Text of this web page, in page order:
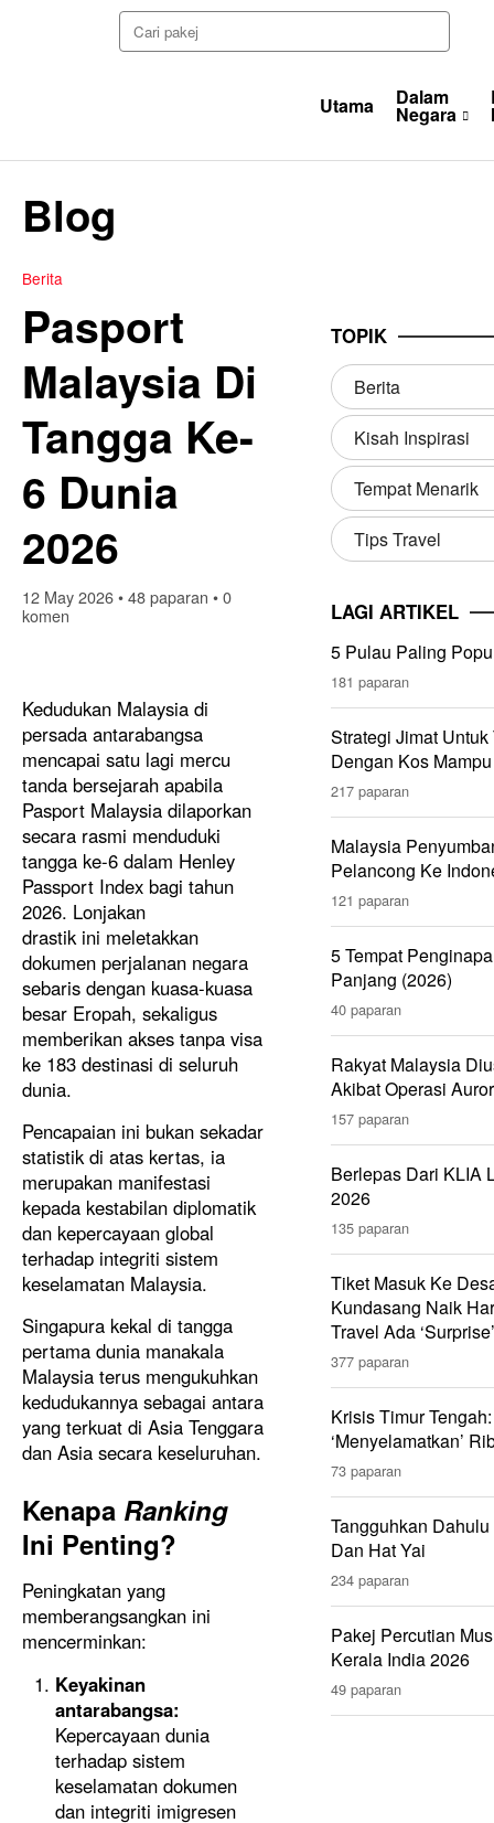
Utama Dalam
Negara
Blog
Berita
Pasport
Malaysia Di
Tangga Ke-
6 Dunia
2026
12 May 2026•48 paparan •0
komen
Kedudukan Malaysia di
persada antarabangsa
mencapai satu lagi mercu
tanda bersejarah apabila
Pasport Malaysia dilaporkan
secara rasmi menduduki
tangga ke-6 dalam Henley
Passport Index bagi tahun
2026. Lonjakan
drastik ini meletakkan
dokumen perjalanan negara
sebaris dengan kuasa-kuasa
besar Eropah, sekaligus
memberikan akses tanpa visa
ke 183 destinasi di seluruh
dunia.
Pencapaian ini bukan sekadar
statistik di atas kertas, ia
merupakan manifestasi
kepada kestabilan diplomatik
dan kepercayaan global
terhadap integriti sistem
keselamatan Malaysia.
Singapura kekal di tangga
pertama dunia manakala
Malaysia terus mengukuhkan
kedudukannya sebagai antara
yang terkuat di Asia Tenggara
dan Asia secara keseluruhan.
Kenapa Ranking
Ini Penting?
Peningkatan yang
memberangsangkan ini
mencerminkan:
Keyakinan
antarabangsa:
Kepercayaan dunia
terhadap sistem
keselamatan dokumen
dan integriti imigresen
TOPIK
Berita
Kisah Inspirasi
Tempat Menarik
Tips Travel
LAGI ARTIKEL
5 Pulau Paling
181 paparan
Strategi Jimat
Dengan Kos
217 paparan
Malaysia
Pelancong Ke
121 paparan
5 Tempat
Panjang (2026)
40 paparan
Rakyat Malaysia
Akibat Operasi
157 paparan
Berlepas Dari KLIA
2026
135 paparan
Tiket Masuk Ke
Kundasang Naik
Travel Ada
377 paparan
Krisis Timur
‘Menyelamatkan’
73 paparan
Tangguhkan
Dan Hat Yai
234 paparan
Pakej Percutian
Kerala India 2026
49 paparan